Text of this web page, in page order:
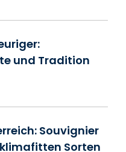
und Tradition
Souvignier
Sorten